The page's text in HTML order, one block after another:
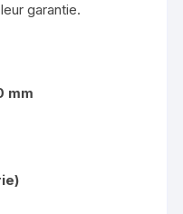
garantie.
mm